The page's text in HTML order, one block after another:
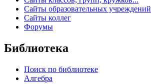
Сайты образовательных учреждений
Сайты коллег
Форумы
Библиотека
Поиск по библиотеке
Алгебра